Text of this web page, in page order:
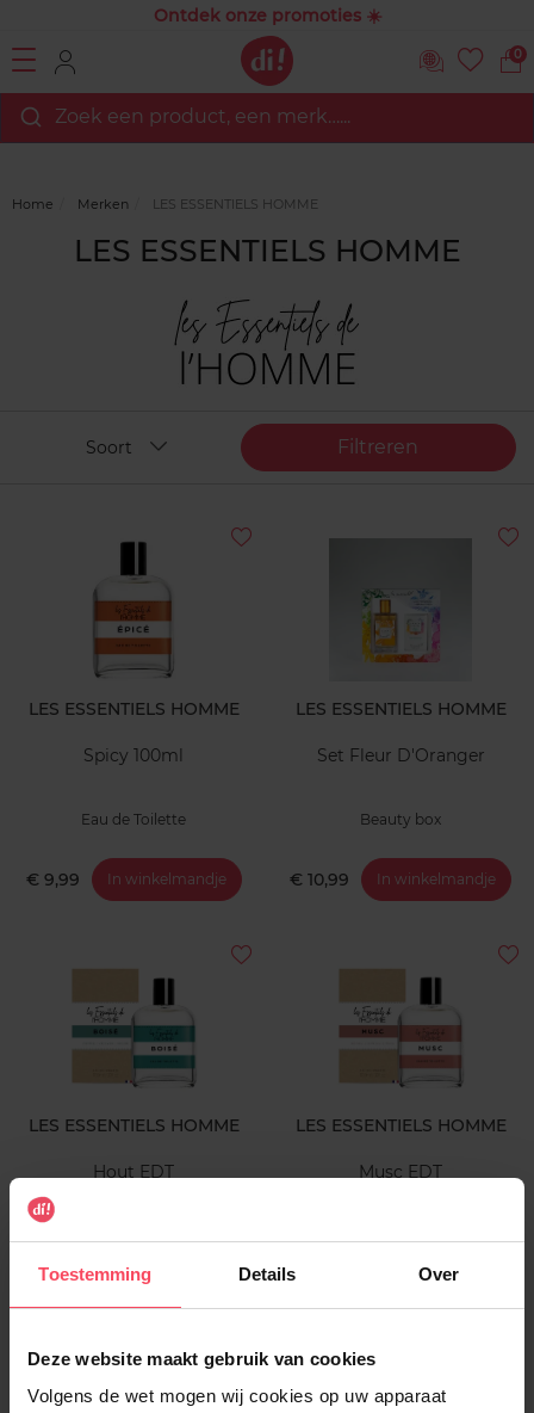
Toestemming Details Over
Deze website maakt gebruik van cookies
Volgens de wet mogen wij cookies op uw apparaat
Ontdek onze promoties ☀️
0
Zoek een product, een merk…...
Home Merken LES ESSENTIELS HOMME
LES ESSENTIELS HOMME
Filtreren
Soort
LES ESSENTIELS HOMME
Spicy 100ml
Eau de Toilette
€ 9,99 In winkelmandje
LES ESSENTIELS HOMME
Set Fleur D'Oranger
Beauty box
€ 10,99 In winkelmandje
LES ESSENTIELS HOMME
Hout EDT
LES ESSENTIELS HOMME
Musc EDT